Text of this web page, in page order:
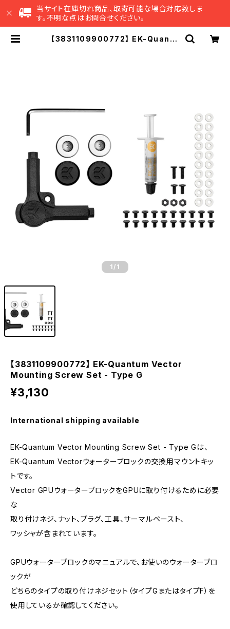
当サイト在庫切れ商品、取寄可能な場合対応致しま
す。不明な点はお問合せください。
【3831109900772】 EK-Quantu
1 /1
【3831109900772】 EK-Quantum Vector
Mounting Screw Set - Type G
¥3,130
International shipping available
EK-Quantum Vector Mounting Screw Set - Type Gは、
EK-Quantum Vectorウォーターブロックの交換用マウントキッ
トです。
Vector GPUウォーターブロックをGPUに取り付けるために必要
な
取り付けネジ、ナット、プラグ、工具、サーマルペースト、
ワッシャが含まれています。
GPUウォーターブロックのマニュアルで、お使いのウォーターブロ
ックが
どちらのタイプの取り付けネジセット（タイプGまたはタイプF）を
使用しているか確認してください。